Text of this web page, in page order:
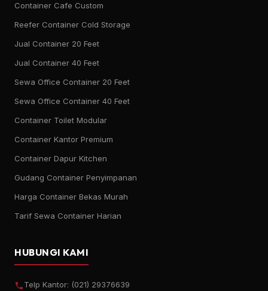
Container Cafe Custom
Reefer Container Cold Storage
Jual Container 20 Feet
Jual Container 40 Feet
Sewa Office Container 20 Feet
Sewa Office Container 40 Feet
Container Toilet Modular
Container Kantor Premium
Container Dapur Kitchen
Gudang Container Penyimpanan
Harga Container Bekas Murah
Tarif Sewa Container Harian
HUBUNGI KAMI
Telp Kantor: (021) 29376639